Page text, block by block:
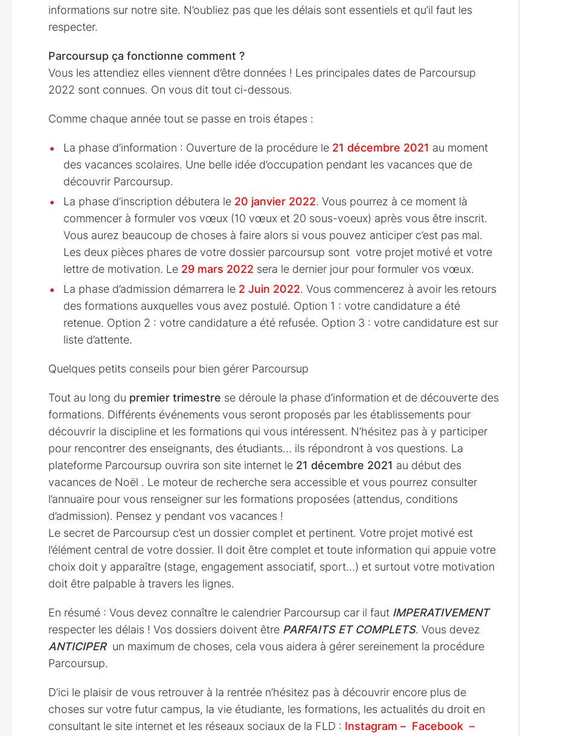
informations sur notre site. N’oubliez pas que les délais sont essentiels et qu’il faut les
respecter.
Parcoursup ça fonctionne comment ?
Vous les attendiez elles viennent d’être données ! Les principales dates de Parcoursup
2022 sont connues. On vous dit tout ci-dessous.
Comme chaque année tout se passe en trois étapes :
La phase d’information : Ouverture de la procédure le 21 décembre 2021 au moment
des vacances scolaires. Une belle idée d’occupation pendant les vacances que de
découvrir Parcoursup.
La phase d’inscription débutera le20 janvier 2022. Vous pourrez à ce moment là
commencer à formuler vos vœux (10 vœux et 20 sous-voeux) après vous être inscrit.
Vous aurez beaucoup de choses à faire alors si vous pouvez anticiper c’est pas mal.
Les deux pièces phares de votre dossier parcoursup sont votre projet motivé et votre
lettre de motivation. Le29 mars 2022 sera le dernier jour pour formuler vos vœux.
La phase d’admission démarrera le 2 Juin 2022. Vous commencerez à avoir les retours
des formations auxquelles vous avez postulé. Option 1 : votre candidature a été
retenue. Option 2 : votre candidature a été refusée. Option 3 : votre candidature est sur
liste d’attente.
Quelques petits conseils pour bien gérer Parcoursup
Tout au long du premier trimestre se déroule la phase d’information et de découverte des
formations. Différents événements vous seront proposés par les établissements pour
découvrir la discipline et les formations qui vous intéressent. N’hésitez pas à y participer
pour rencontrer des enseignants, des étudiants… ils répondront à vos questions. La
plateforme Parcoursup ouvrira son site internet le 21 décembre 2021 au début des
vacances de Noël . Le moteur de recherche sera accessible et vous pourrez consulter
l’annuaire pour vous renseigner sur les formations proposées (attendus, conditions
d’admission). Pensez y pendant vos vacances !
Le secret de Parcoursup c’est un dossier complet et pertinent. Votre projet motivé est
l’élément central de votre dossier. Il doit être complet et toute information qui appuie votre
choix doit y apparaître (stage, engagement associatif, sport…) et surtout votre motivation
doit être palpable à travers les lignes.
En résumé : Vous devez connaître le calendrier Parcoursup car il faut IMPERATIVEMENT
respecter les délais ! Vos dossiers doivent être PARFAITS ET COMPLETS. Vous devez
ANTICIPERun maximum de choses, cela vous aidera à gérer sereinement la procédure
Parcoursup.
D’ici le plaisir de vous retrouver à la rentrée n’hésitez pas à découvrir encore plus de
choses sur votre futur campus, la vie étudiante, les formations, les actualités du droit en
consultant le site internet et les réseaux sociaux de la FLD : Instagram – Facebook–